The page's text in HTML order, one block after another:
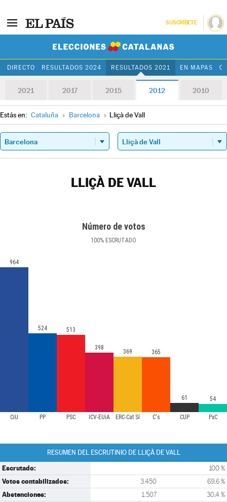
SUSCRÍBETE
DIRECTO RESULTADOS 2024 RESULTADOS 2021 EN MAPAS
2021 2017 2015 2012 2010
Estás en: Cataluña » Barcelona » Lliçà de Vall
LLIÇÀ DE VALL
Número de votos
100% ESCRUTADO
CiU PP PSC ICV-EUiA ERC-Cat Sí C's CUP PxC
964
524 513
398
369 365
61 54
RESUMEN DEL ESCRUTINIO DE LLIÇÀ DE VALL
Escrutado: 100 %
Votos contabilizados: 3.450 69,6 %
Abstenciones: 1.507 30,4 %